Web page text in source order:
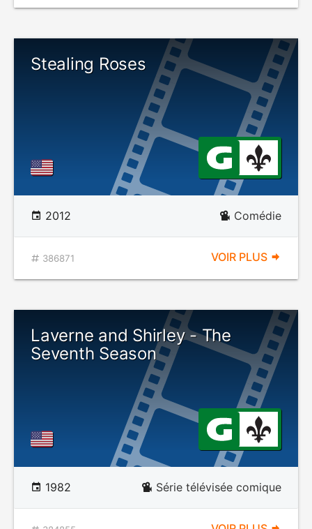
Stealing Roses
2012 Comédie
386871 VOIR PLUS
Laverne and Shirley - The
Seventh Season
1982 Série télévisée comique